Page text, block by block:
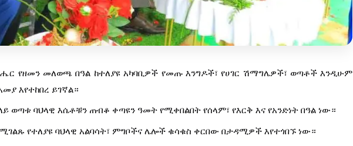
የዘመን መለወጫ በዓል ከተለያዩ አካባቢዎች የመጡ እንግዶች፣ የሀገር ሽማግሌዎች፣ ወጣቶች እንዲሁም
እየተከበረ ይገኛል።
ወጣቱ ባህላዊ እሴቶቹን ጠብቆ ቀጣዩን ዓመት የሚቀበልበት የሰላም፣ የእርቅ እና የአንድነት በዓል ነው።
የተለያዩ ባህላዊ አልባሳት፣ ምግቦችና ሌሎች ቁሳቁስ ቀርበው በታዳሚዎች እየተጎበኙ ነው።